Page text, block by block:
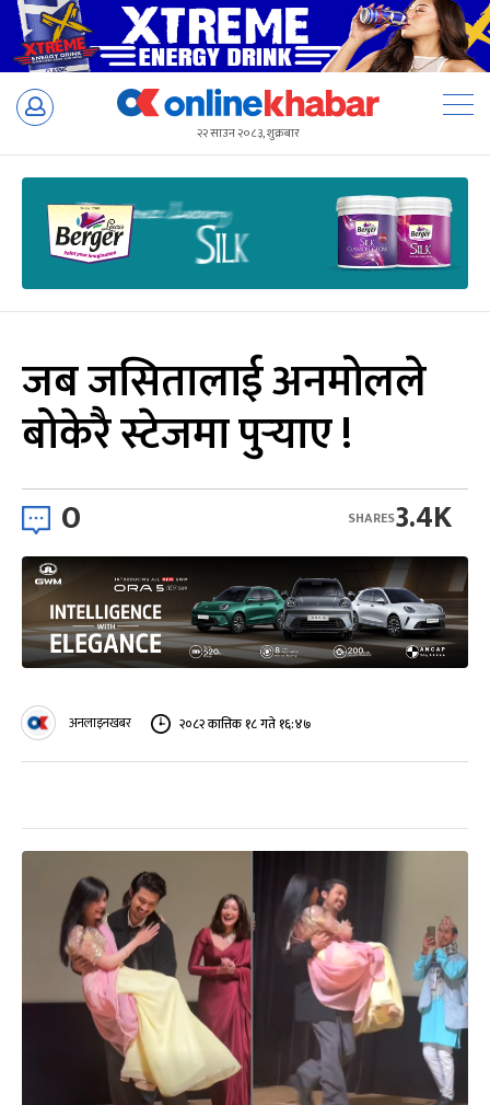
Skip
२२ साउन २०८३, शुक्रबार
जब जसितालाई अनमोलले
बोकेरै स्टेजमा पुर्‍याए !
0 3.4K
SHARES
अनलाइनखबर २०८२ कात्तिक १८ गते १६:४७